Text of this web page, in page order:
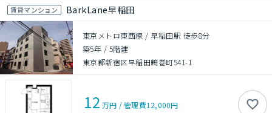
賃貸マンション BarkLane早稲田
東京メトロ東西線 / 早稲田駅 徒歩8分
築5年 / 5階建
東京都新宿区早稲田鶴巻町541-1
12 万円 /管理費12,000円